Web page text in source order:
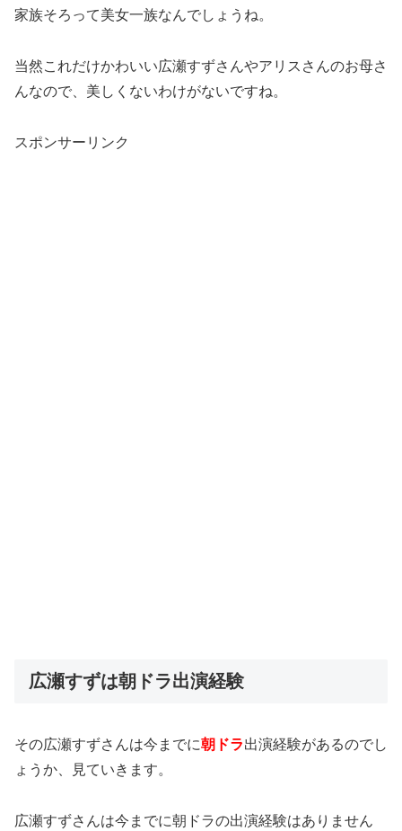
家族そろって美女一族なんでしょうね。
当然これだけかわいい広瀬すずさんやアリスさんのお母さ
んなので、美しくないわけがないですね。
スポンサーリンク
広瀬すずは朝ドラ出演経験
その広瀬すずさんは今までに朝ドラ出演経験があるのでし
ょうか、見ていきます。
広瀬すずさんは今までに朝ドラの出演経験はありません